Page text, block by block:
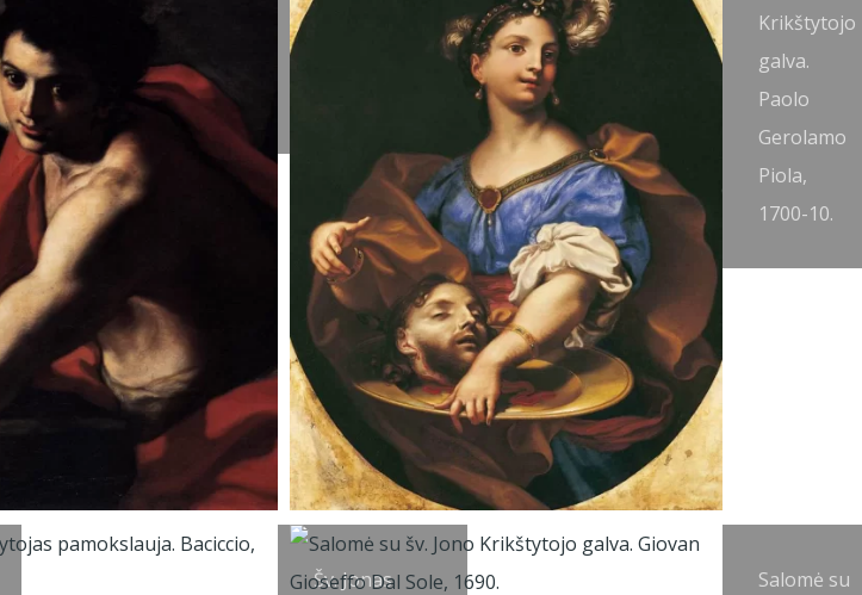
Krikštytojo
galva.
Paolo
Gerolamo
Piola,
1700-10.
Šv. Jonas
Salomė su